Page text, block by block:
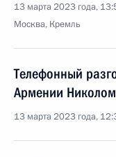
13 марта 2023 года,
Москва, Кремль
Телефонный
Армении
13 марта 2023 года,